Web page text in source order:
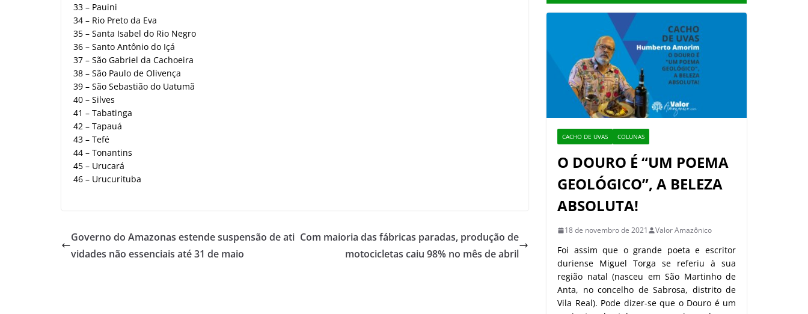
33 – Pauini
34 – Rio Preto da Eva
35 – Santa Isabel do Rio Negro
36 – Santo Antônio do Içá
37 – São Gabriel da Cachoeira
38 – São Paulo de Olivença
39 – São Sebastião do Uatumã
40 – Silves
41 – Tabatinga
42 – Tapauá
43 – Tefé
44 – Tonantins
45 – Urucará
46 – Urucurituba
Governo do Amazonas estende suspensão de ati
vidades não essenciais até 31 de maio
Com maioria das fábricas paradas, produção de
motocicletas caiu 98% no mês de abril
CACHO DE UVAS COLUNAS
O DOURO É “UM POEMA
GEOLÓGICO”, A BELEZA
ABSOLUTA!
18 de novembro de 2021 Valor Amazônico
Foi assim que o grande poeta e escritor
duriense Miguel Torga se referiu à sua
região natal (nasceu em São Martinho de
Anta, no concelho de Sabrosa, distrito de
Vila Real). Pode dizer-se que o Douro é um